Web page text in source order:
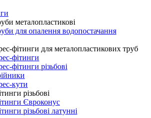
металопластикові
для опалення водопостачання
фітинги для металопластикових труб
фітинги
фітинги різьбові
кути
різьбові
Євроконус
різьбові латунні